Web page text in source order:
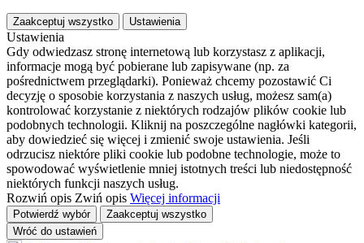
Zaakceptuj wszystko Ustawienia
Ustawienia
Gdy odwiedzasz stronę internetową lub korzystasz z aplikacji,
informacje mogą być pobierane lub zapisywane (np. za
pośrednictwem przeglądarki). Ponieważ chcemy pozostawić Ci
decyzję o sposobie korzystania z naszych usług, możesz sam(a)
kontrolować korzystanie z niektórych rodzajów plików cookie lub
podobnych technologii. Kliknij na poszczególne nagłówki kategorii,
aby dowiedzieć się więcej i zmienić swoje ustawienia. Jeśli
odrzucisz niektóre pliki cookie lub podobne technologie, może to
spowodować wyświetlenie mniej istotnych treści lub niedostępność
niektórych funkcji naszych usług.
Rozwiń opis Zwiń opis Więcej informacji
Potwierdź wybór
Zaakceptuj wszystko
Wróć do ustawień